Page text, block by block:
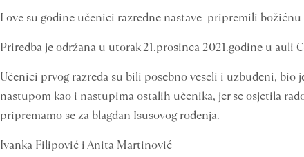
I ove su godine učenici razredne nastave pripremili
Priredba je održana u utorak 21.prosinca 2021.godine u auli
Učenici prvog razreda su bili posebno veseli i uzbuđeni,
nastupom kao i nastupima ostalih učenika, jer se osjetila
pripremamo se za blagdan Isusovog rođenja.
Ivanka Filipović i Anita Martinović